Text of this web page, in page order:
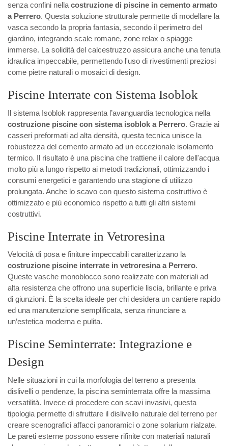
senza confini nellacostruzione di piscine in cemento armato
a Perrero. Questa soluzione strutturale permette di modellare la
vasca secondo la propria fantasia, secondo il perimetro del
giardino, integrando scale romane, zone relax o spiagge
immerse. La solidità del calcestruzzo assicura anche una tenuta
idraulica impeccabile, permettendo l'uso di rivestimenti preziosi
come pietre naturali o mosaici di design.
Piscine Interrate con Sistema Isoblok
Il sistema Isoblok rappresenta l’avanguardia tecnologica nella
costruzione piscine con sistema isoblok a Perrero. Grazie ai
casseri preformati ad alta densità, questa tecnica unisce la
robustezza del cemento armato ad un eccezionale isolamento
termico. Il risultato è una piscina che trattiene il calore dell'acqua
molto più a lungo rispetto ai metodi tradizionali, ottimizzando i
consumi energetici e garantendo una stagione di utilizzo
prolungata. Anche lo scavo con questo sistema costruttivo è
ottimizzato e più economico rispetto a tutti gli altri sistemi
costruttivi.
Piscine Interrate in Vetroresina
Velocità di posa e finiture impeccabili caratterizzano la
costruzione piscine interrate in vetroresina a Perrero.
Queste vasche monoblocco sono realizzate con materiali ad
alta resistenza che offrono una superficie liscia, brillante e priva
di giunzioni. È la scelta ideale per chi desidera un cantiere rapido
ed una manutenzione semplificata, senza rinunciare a
un’estetica moderna e pulita.
Piscine Seminterrate: Integrazione e
Design
Nelle situazioni in cui la morfologia del terreno a presenta
dislivelli o pendenze, la piscina seminterrata offre la massima
versatilità. Invece di procedere con scavi invasivi, questa
tipologia permette di sfruttare il dislivello naturale del terreno per
creare scenografici affacci panoramici o zone solarium rialzate.
Le pareti esterne possono essere rifinite con materiali naturali